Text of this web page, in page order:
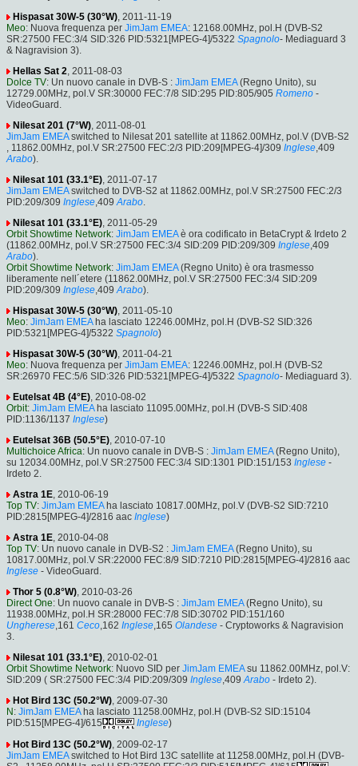
Hispasat 30W-5 (30°W), 2011-11-19
Meo: Nuova frequenza per JimJam EMEA: 12168.00MHz, pol.H (DVB-S2
SR:27500 FEC:3/4 SID:326 PID:5321[MPEG-4]/5322 Spagnolo- Mediaguard 3
& Nagravision 3).
Hellas Sat 2, 2011-08-03
Dolce TV: Un nuovo canale in DVB-S : JimJam EMEA(Regno Unito), su
12729.00MHz, pol.V SR:30000 FEC:7/8 SID:295 PID:805/905 Romeno -
VideoGuard.
Nilesat 201 (7°W), 2011-08-01
JimJam EMEAswitched to Nilesat 201 satellite at 11862.00MHz, pol.V (DVB-S2
, 11862.00MHz, pol.V SR:27500 FEC:2/3 PID:209[MPEG-4]/309 Inglese,409
Arabo).
Nilesat 101 (33.1°E), 2011-07-17
JimJam EMEAswitched to DVB-S2 at 11862.00MHz, pol.V SR:27500 FEC:2/3
PID:209/309 Inglese,409 Arabo.
Nilesat 101 (33.1°E), 2011-05-29
Orbit Showtime Network: JimJam EMEAè ora codificato in BetaCrypt & Irdeto 2
(11862.00MHz, pol.V SR:27500 FEC:3/4 SID:209 PID:209/309 Inglese,409
Arabo).
Orbit Showtime Network: JimJam EMEA(Regno Unito) è ora trasmesso
liberamente nell´etere (11862.00MHz, pol.V SR:27500 FEC:3/4 SID:209
PID:209/309 Inglese,409 Arabo).
Hispasat 30W-5 (30°W), 2011-05-10
Meo: JimJam EMEAha lasciato 12246.00MHz, pol.H (DVB-S2 SID:326
PID:5321[MPEG-4]/5322 Spagnolo)
Hispasat 30W-5 (30°W), 2011-04-21
Meo: Nuova frequenza per JimJam EMEA: 12246.00MHz, pol.H (DVB-S2
SR:26970 FEC:5/6 SID:326 PID:5321[MPEG-4]/5322 Spagnolo- Mediaguard 3).
Eutelsat 4B (4°E), 2010-08-02
Orbit: JimJam EMEAha lasciato 11095.00MHz, pol.H (DVB-S SID:408
PID:1136/1137 Inglese)
Eutelsat 36B (50.5°E), 2010-07-10
Multichoice Africa: Un nuovo canale in DVB-S : JimJam EMEA(Regno Unito),
su 12034.00MHz, pol.V SR:27500 FEC:3/4 SID:1301 PID:151/153 Inglese -
Irdeto 2.
Astra 1E, 2010-06-19
Top TV: JimJam EMEAha lasciato 10817.00MHz, pol.V (DVB-S2 SID:7210
PID:2815[MPEG-4]/2816 aac Inglese)
Astra 1E, 2010-04-08
Top TV: Un nuovo canale in DVB-S2 : JimJam EMEA(Regno Unito), su
10817.00MHz, pol.V SR:22000 FEC:8/9 SID:7210 PID:2815[MPEG-4]/2816 aac
Inglese - VideoGuard.
Thor 5 (0.8°W), 2010-03-26
Direct One: Un nuovo canale in DVB-S : JimJam EMEA(Regno Unito), su
11938.00MHz, pol.H SR:28000 FEC:7/8 SID:30702 PID:151/160
Ungherese,161 Ceco,162 Inglese,165 Olandese - Cryptoworks & Nagravision
3.
Nilesat 101 (33.1°E), 2010-02-01
Orbit Showtime Network: Nuovo SID per JimJam EMEAsu 11862.00MHz, pol.V:
SID:209 ( SR:27500 FEC:3/4 PID:209/309 Inglese,409 Arabo - Irdeto 2).
Hot Bird 13C (50.2°W), 2009-07-30
N : JimJam EMEAha lasciato 11258.00MHz, pol.H (DVB-S2 SID:15104
PID:515[MPEG-4]/615
Inglese)
Hot Bird 13C (50.2°W) , 2009-02-17
JimJam EMEAswitched to Hot Bird 13C satellite at 11258.00MHz, pol.H (DVB-